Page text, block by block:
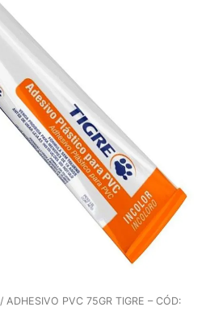
/ ADHESIVO PVC 75GR TIGRE – CÓD: